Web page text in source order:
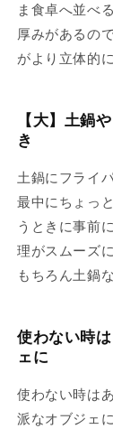
ま食卓へ並べ
厚みがあるの
がより立体的
【大】土鍋
き
土鍋にフライ
最中にちょっ
うときに事前
理がスムーズ
もちろん土鍋
使わない時
ェに
使わない時は
派なオブジェ